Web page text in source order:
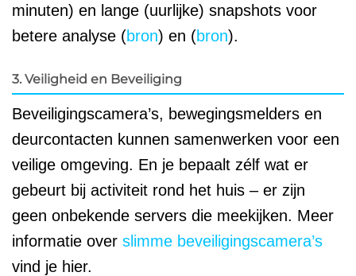
minuten) en lange (uurlijke) snapshots voor
betere analyse (bron) en (bron).
3. Veiligheid en Beveiliging
Beveiligingscamera’s, bewegingsmelders en
deurcontacten kunnen samenwerken voor een
veilige omgeving. En je bepaalt zélf wat er
gebeurt bij activiteit rond het huis – er zijn
geen onbekende servers die meekijken. Meer
informatie over slimme beveiligingscamera’s
vind je hier.